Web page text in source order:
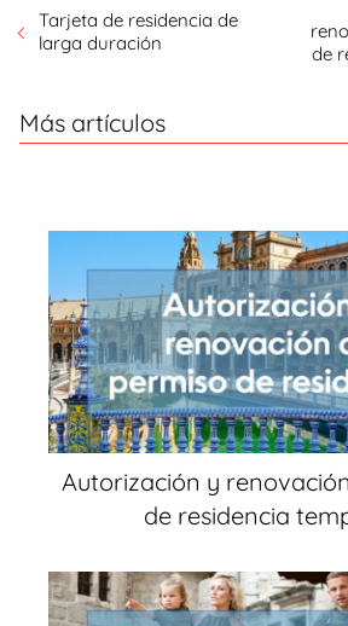
Tarjeta de residencia de
larga duración
de
Más artículos
Autorización y
de residencia